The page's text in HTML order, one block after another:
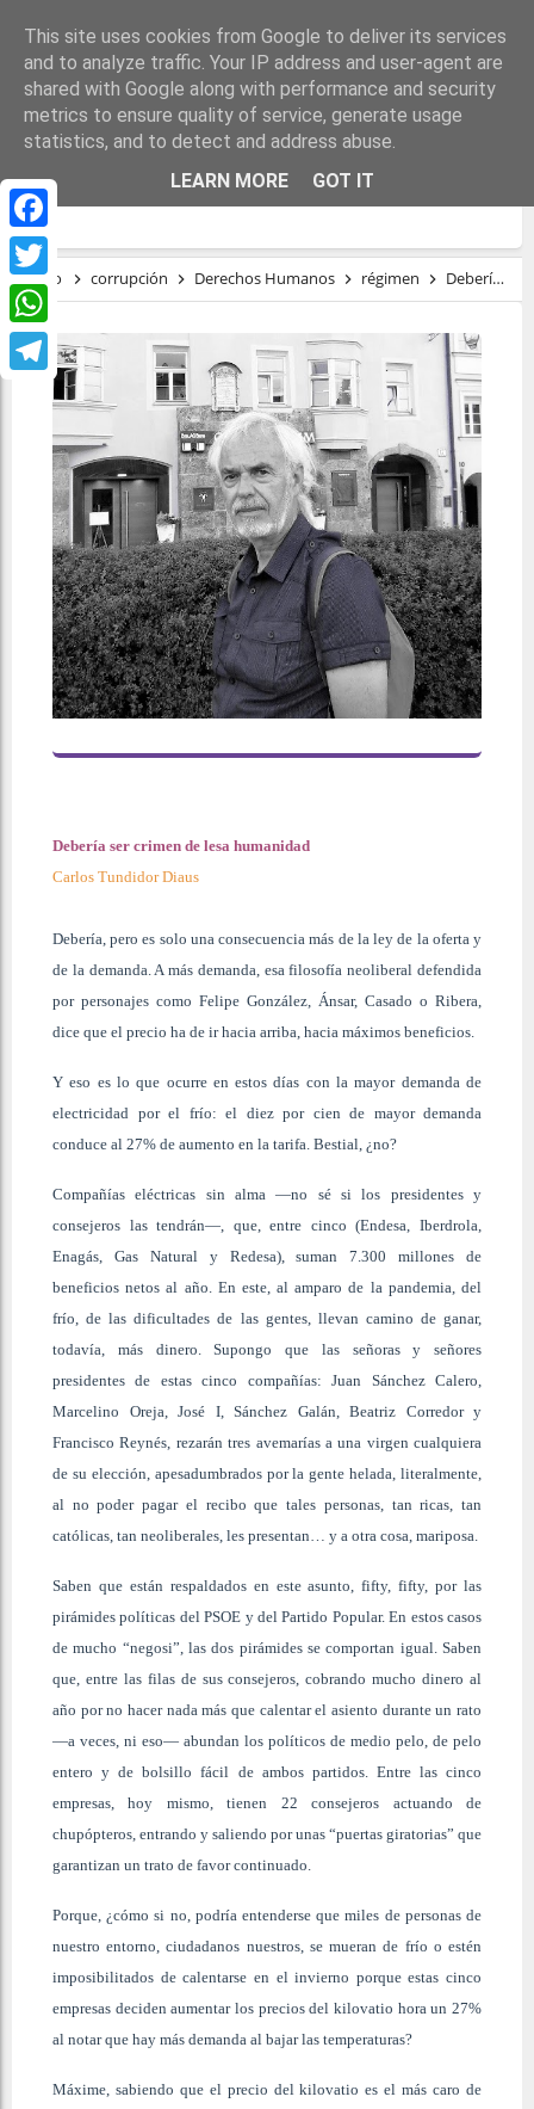
Facebook
Twitter
WhatsApp
Telegram
DEBERÍA SER CRIMEN DE LESA
HUMANIDAD
Inicio corrupción Derechos Humanos régimen Debería ser crimen de lesa humanidad
Debería ser crimen de lesa humanidad
Carlos Tundidor Diaus
Debería, pero es solo una consecuencia más de la ley de la oferta y
de la demanda. A más demanda, esa filosofía neoliberal defendida
por personajes como Felipe González, Ánsar, Casado o Ribera,
dice que el precio ha de ir hacia arriba, hacia máximos beneficios.
Y eso es lo que ocurre en estos días con la mayor demanda de
electricidad por el frío: el diez por cien de mayor demanda
conduce al 27% de aumento en la tarifa. Bestial, ¿no?
Compañías eléctricas sin alma —no sé si los presidentes y
consejeros las tendrán—, que, entre cinco (Endesa, Iberdrola,
Enagás, Gas Natural y Redesa), suman 7.300 millones de
beneficios netos al año. En este, al amparo de la pandemia, del
frío, de las dificultades de las gentes, llevan camino de ganar,
todavía, más dinero. Supongo que las señoras y señores
presidentes de estas cinco compañías: Juan Sánchez Calero,
Marcelino Oreja, José I, Sánchez Galán, Beatriz Corredor y
Francisco Reynés, rezarán tres avemarías a una virgen cualquiera
de su elección, apesadumbrados por la gente helada, literalmente,
al no poder pagar el recibo que tales personas, tan ricas, tan
católicas, tan neoliberales, les presentan… y a otra cosa, mariposa.
Saben que están respaldados en este asunto, fifty, fifty, por las
pirámides políticas del PSOE y del Partido Popular. En estos casos
de mucho “negosi”, las dos pirámides se comportan igual. Saben
que, entre las filas de sus consejeros, cobrando mucho dinero al
año por no hacer nada más que calentar el asiento durante un rato
—a veces, ni eso— abundan los políticos de medio pelo, de pelo
entero y de bolsillo fácil de ambos partidos. Entre las cinco
empresas, hoy mismo, tienen 22 consejeros actuando de
chupópteros, entrando y saliendo por unas “puertas giratorias” que
garantizan un trato de favor continuado.
Porque, ¿cómo si no, podría entenderse que miles de personas de
nuestro entorno, ciudadanos nuestros, se mueran de frío o estén
imposibilitados de calentarse en el invierno porque estas cinco
empresas deciden aumentar los precios del kilovatio hora un 27%
al notar que hay más demanda al bajar las temperaturas?
Máxime, sabiendo que el precio del kilovatio es el más caro de
This site uses cookies from Google to deliver its services
and to analyze traffic. Your IP address and user-agent are
shared with Google along with performance and security
metrics to ensure quality of service, generate usage
statistics, and to detect and address abuse.
LEARN MORE
GOT IT